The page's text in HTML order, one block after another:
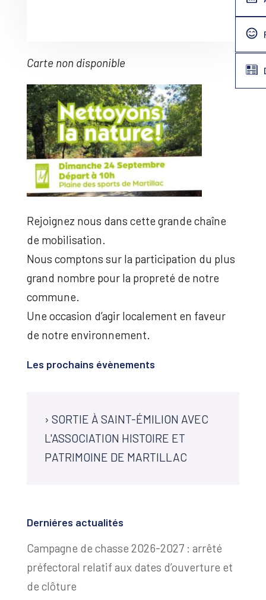
Carte non disponible
Rejoignez nous dans cette grande chaîne
de mobilisation.
Nous comptons sur la participation du plus
grand nombre pour la propreté de notre
commune.
Une occasion d’agir localement en faveur
de notre environnement.
Les prochains évènements
› SORTIE À SAINT-ÉMILION AVEC
L'ASSOCIATION HISTOIRE ET
PATRIMOINE DE MARTILLAC
Derniéres actualités
Campagne de chasse 2026-2027 : arrêté
préfectoral relatif aux dates d’ouverture et
de clôture